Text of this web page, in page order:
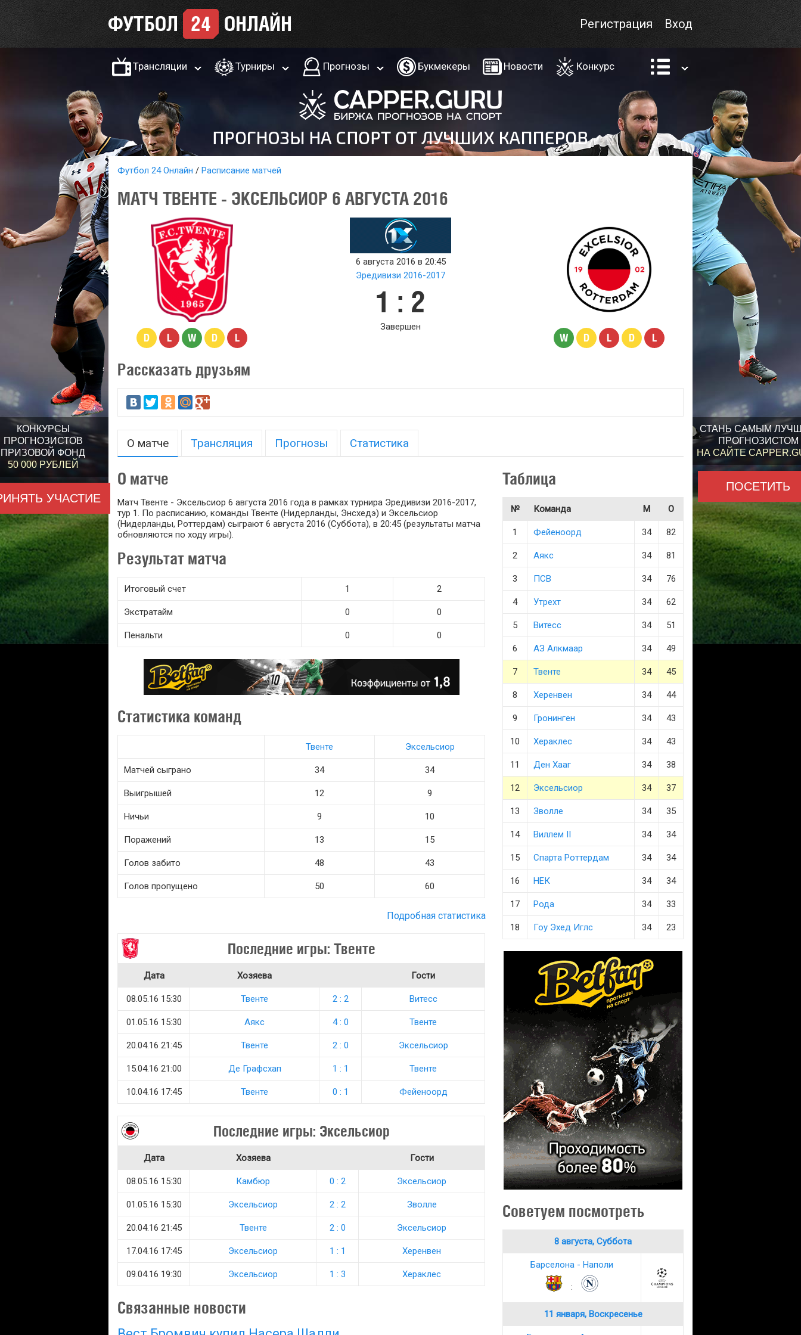
КОНКУРСЫ
ПРОГНОЗИСТОВ
ПРИЗОВОЙ ФОНД
50 000 РУБЛЕЙ
УЧАСТИЕ
СТАНЬ САМЫМ
ПРОГНОЗИСТОМ
НА САЙТЕ
ПОСЕТИТЬ
Вход
Регистрация
Трансляции Турниры Прогнозы Букмекеры Новости Конкурс
Футбол 24 Онлайн Расписание матчей
МАТЧ ТВЕНТЕ - ЭКСЕЛЬСИОР 6 АВГУСТА 2016
D L W D L
6 августа 2016 в 20:45
Эредивизи 2016-2017
1 : 2
Завершен
W D L D L
Рассказать друзьям
О матче Трансляция Прогнозы Статистика
О матче
Матч Твенте - Эксельсиор 6 августа 2016 года в рамках турнира Эредивизи 2016-2017,
тур 1. По расписанию, команды Твенте (Нидерланды, Энсхедэ) и Эксельсиор
(Нидерланды, Роттердам) сыграют 6 августа 2016 (Суббота), в 20:45 (результаты матча
обновляются по ходу игры).
Результат матча
Итоговый счет 1 2
Экстратайм 0 0
Пенальти 0 0
Статистика команд
Твенте Эксельсиор
Матчей сыграно 34 34
Выигрышей 12 9
Ничьи 9 10
Поражений 13 15
Голов забито 48 43
Голов пропущено 50 60
Подробная статистика
Последние игры: Твенте
Дата Хозяева Гости
08.05.16 15:30 Твенте 2 : 2 Витесс
01.05.16 15:30 Аякс 4 : 0 Твенте
20.04.16 21:45 Твенте 2 : 0 Эксельсиор
15.04.16 21:00 Де Графсхап 1 : 1 Твенте
10.04.16 17:45 Твенте 0 : 1 Фейеноорд
Последние игры: Эксельсиор
Дата Хозяева Гости
08.05.16 15:30 Камбюр 0 : 2 Эксельсиор
01.05.16 15:30 Эксельсиор 2 : 2 Зволле
20.04.16 21:45 Твенте 2 : 0 Эксельсиор
17.04.16 17:45 Эксельсиор 1 : 1 Херенвен
09.04.16 19:30 Эксельсиор 1 : 3 Хераклес
Связанные новости
Таблица
№ Команда М О
1 Фейеноорд 34 82
2 Аякс 34 81
3 ПСВ 34 76
4 Утрехт 34 62
5 Витесс 34 51
6 АЗ Алкмаар 34 49
7 Твенте 34 45
8 Херенвен 34 44
9 Гронинген 34 43
10 Хераклес 34 43
11 Ден Хааг 34 38
12 Эксельсиор 34 37
13 Зволле 34 35
14 Виллем II 34 34
15 Спарта Роттердам 34 34
16 НЕК 34 34
17 Рода 34 33
18 Гоу Эхед Иглс 34 23
Советуем посмотреть
8 августа, Суббота
Барселона - Наполи
:
11 января, Воскресенье